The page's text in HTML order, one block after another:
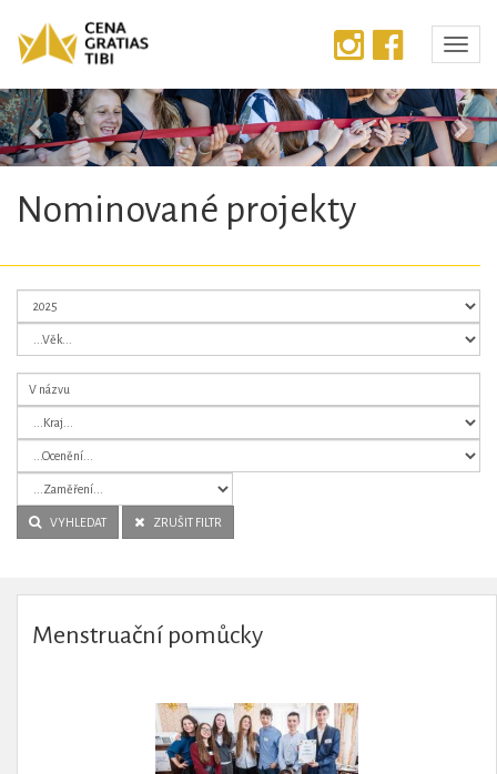
Předchozí
Nominované projekty
VYHLEDAT ZRUŠIT FILTR
Menstruační pomůcky